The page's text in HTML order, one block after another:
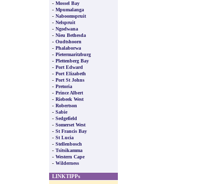
- Mossel Bay
- Mpumalanga
- Naboomspruit
- Nelspruit
- Ngodwana
- Nieu Bethesda
- Oudtshoorn
- Phalaborwa
- Pietermaritzburg
- Plettenberg Bay
- Port Edward
- Port Elizabeth
- Port St Johns
- Pretoria
- Prince Albert
- Riebeek West
- Robertson
- Sabie
- Sedgefield
- Somerset West
- St Francis Bay
- St Lucia
- Stellenbosch
- Tsitsikamma
- Western Cape
- Wilderness
LINKTIPPs